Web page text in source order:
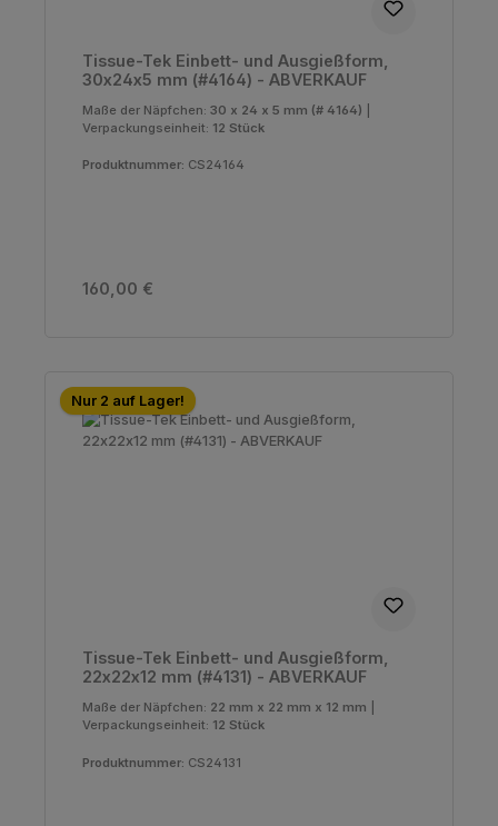
Tissue-Tek Einbett- und Ausgießform,
30x24x5 mm (#4164) - ABVERKAUF
Maße der Näpfchen: 30 x 24 x 5 mm (# 4164)
Verpackungseinheit: 12 Stück
Produktnummer: CS24164
Regulärer Preis:
160,00 €
Nur 2 auf Lager!
Tissue-Tek Einbett- und Ausgießform,
22x22x12 mm (#4131) - ABVERKAUF
Maße der Näpfchen: 22 mm x 22 mm x 12 mm
Verpackungseinheit: 12 Stück
Produktnummer: CS24131